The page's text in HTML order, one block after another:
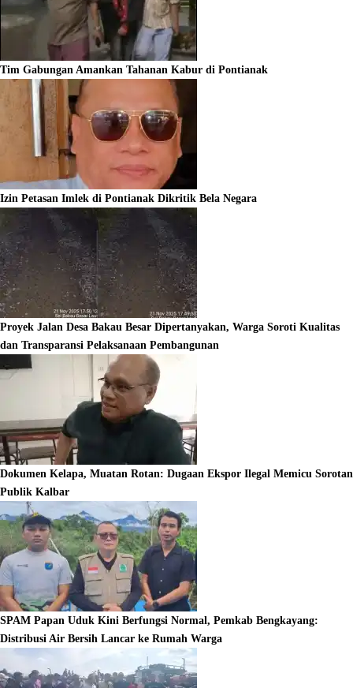
Tim Gabungan Amankan Tahanan Kabur di Pontianak
Izin Petasan Imlek di Pontianak Dikritik Bela Negara
Proyek Jalan Desa Bakau Besar Dipertanyakan, Warga Soroti Kualitas
dan Transparansi Pelaksanaan Pembangunan
Dokumen Kelapa, Muatan Rotan: Dugaan Ekspor Ilegal Memicu Sorotan
Publik Kalbar
SPAM Papan Uduk Kini Berfungsi Normal, Pemkab Bengkayang:
Distribusi Air Bersih Lancar ke Rumah Warga